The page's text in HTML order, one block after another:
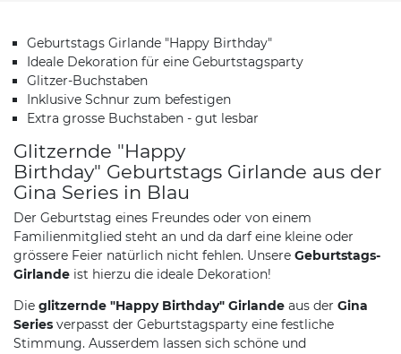
Geburtstags Girlande "Happy Birthday"
Ideale Dekoration für eine Geburtstagsparty
Glitzer-Buchstaben
Inklusive Schnur zum befestigen
Extra grosse Buchstaben - gut lesbar
Glitzernde "Happy
Birthday" Geburtstags Girlande aus der
Gina Series in Blau
Der Geburtstag eines Freundes oder von einem
Familienmitglied steht an und da darf eine kleine oder
grössere Feier natürlich nicht fehlen. Unsere Geburtstags-
Girlande ist hierzu die ideale Dekoration!
Die glitzernde "Happy Birthday" Girlande aus der Gina
Series verpasst der Geburtstagsparty eine festliche
Stimmung. Ausserdem lassen sich schöne und